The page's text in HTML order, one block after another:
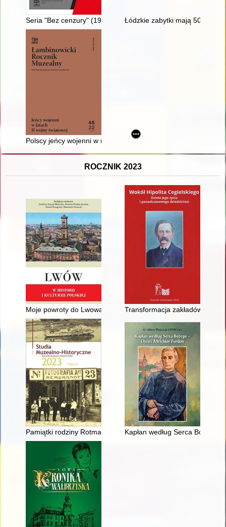
Seria "Bez cenzury" (1977-1981) w polityce wydawniczej
Łódzkie zabytki mają 50 lat :
Polscy jeńcy wojenni w rękach Wehrmachtu : stan badań w
ROCZNIK 2023
Moje powroty do Lwowa Transformacja zakładów HCP
Pamiątki rodziny Rotmanów Kaderów w zbiorach Muzeum
Kapłan według Serca Bożego